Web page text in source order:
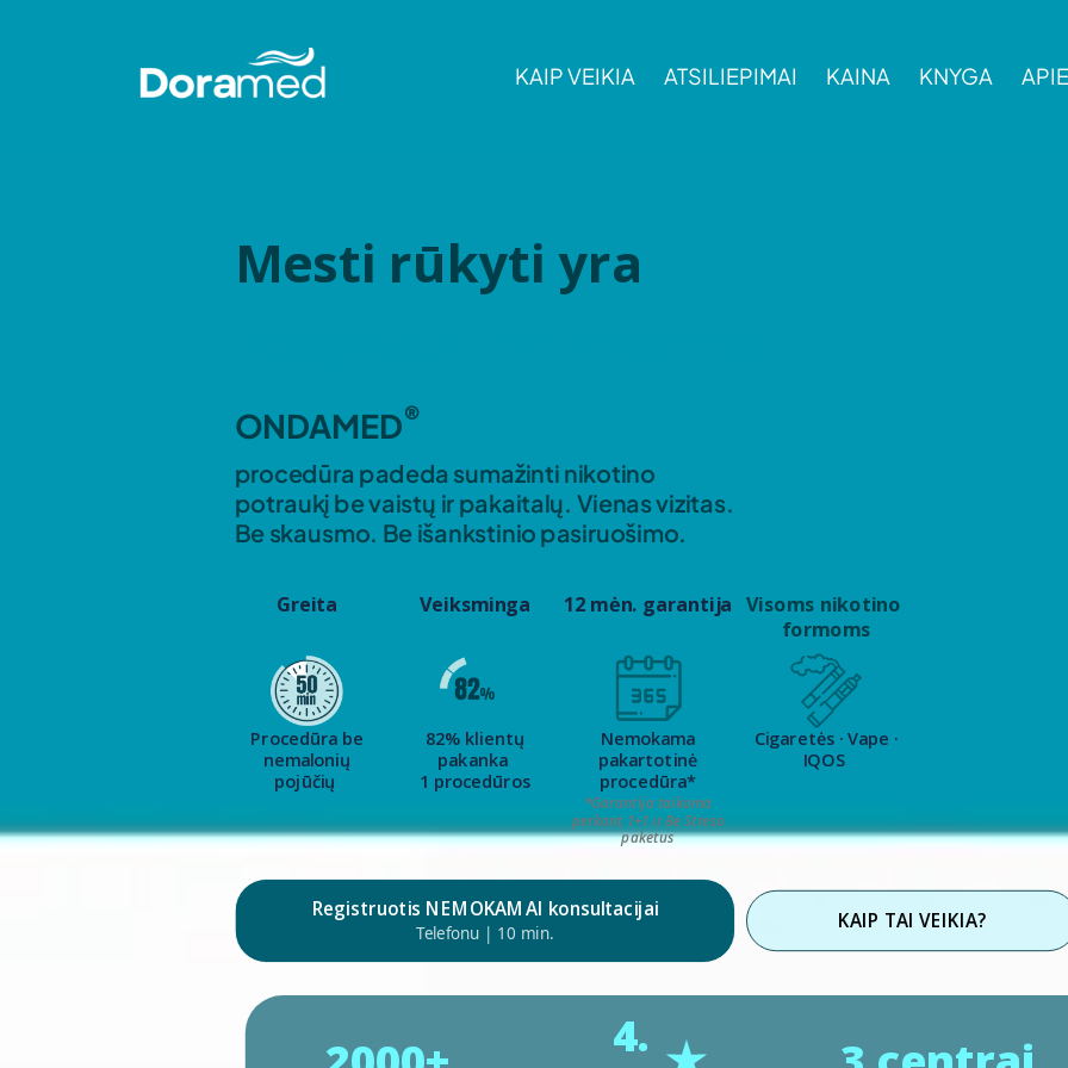
KAIP VEIKIA ATSILIEPIMAI KAINA KNYGA
Mesti rūkyti yra
ONDAMED®
procedūra padeda sumažinti nikotino
potraukį be vaistų ir pakaitalų. Vienas vizitas.
Be skausmo. Be išankstinio pasiruošimo.
Greita Veiksminga 12 mėn. garantija Visoms nikotino
formoms
Procedūra be
nemalonių
pojūčių
82% klientų
pakanka
1 procedūros
Nemokama
pakartotinė
procedūra*
*Garantija taikoma
perkant 1+1 ir Be Streso
paketus
Cigaretės · Vape ·
IQOS
Registruotis NEMOKAMAI konsultacijai
Telefonu | 10 min. KAIP TAI VEIKIA?
4.